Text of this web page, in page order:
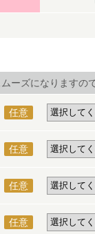
ーズになりますの
任意
任意
任意
任意